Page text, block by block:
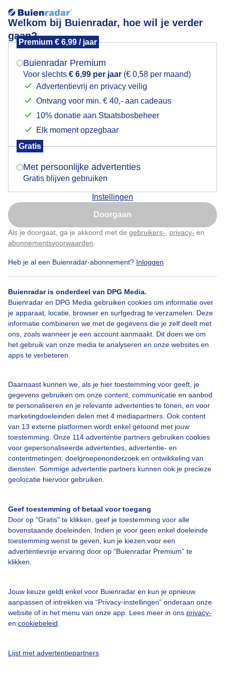
Welkom bij Buienradar, hoe wil je verder
gaan?
Premium € 6,99 / jaar
Buienradar Premium
Voor slechts € 6,99 per jaar (€ 0,58 per maand)
Advertentievrij en privacy veilig
Ontvang voor min. € 40,- aan cadeaus
10% donatie aan Staatsbosbeheer
Elk moment opzegbaar
Gratis
Met persoonlijke advertenties
Gratis blijven gebruiken
Instellingen
Doorgaan
Als je doorgaat, ga je akkoord met de gebruikers- privacy- en
abonnementsvoorwaarden
Heb je al een Buienradar-abonnement? Inloggen
Buienradar is onderdeel van DPG Media.
Buienradar en DPG Media gebruiken cookies om informatie over
je apparaat, locatie, browser en surfgedrag te verzamelen. Deze
informatie combineren we met de gegevens die je zelf deelt met
ons, zoals wanneer je een account aanmaakt. Dit doen we om
het gebruik van onze media te analyseren en onze websites en
apps te verbeteren.
Daarnaast kunnen we, als je hier toestemming voor geeft, je
gegevens gebruiken om onze content, communicatie en aanbod
te personaliseren en je relevante advertenties te tonen, en voor
marketingdoeleinden delen met 4 mediapartners. Ook content
van 13 externe platformen wordt enkel getoond met jouw
toestemming. Onze 114 advertentie partners gebruiken cookies
voor gepersonaliseerde advertenties, advertentie- en
contentmetingen, doelgroepenonderzoek en ontwikkeling van
diensten. Sommige advertentie partners kunnen ook je precieze
geolocatie hiervoor gebruiken.
Geef toestemming of betaal voor toegang
Door op "Gratis" te klikken, geef je toestemming voor alle
bovenstaande doeleinden. Indien je voor geen enkel doeleinde
toestemming wenst te geven, kun je kiezen voor een
advertentievrije ervaring door op “Buienradar Premium” te
klikken.
Jouw keuze geldt enkel voor Buienradar en kun je opnieuw
aanpassen of intrekken via “Privacy-instellingen” onderaan onze
website of in het menu van onze app. Lees meer in ons privacy-
en cookiebeleid
Lijst met advertentiepartners
Weer om te gaan lezen
Bij de mini bieb
Door: Elly Bos Gemaakt: 27-11-2025, 27x bekeken
Bekijk slideshow
Een moment geduld aub...
Over Buienradar
Veelgestelde vragen
Contact
Toegankelijkheid
Buienradar Team
Privacy beleid
Privacy instellingen
Mogen we je locatie gebruiken voor het
Indien je hier nog geen akkoord op hebt gegeven,
verschijnt er zo een pop-up uit je browser waarin
Is goed, toon de popup
Nu niet, misschien later
Klik hierom dit aan te passen